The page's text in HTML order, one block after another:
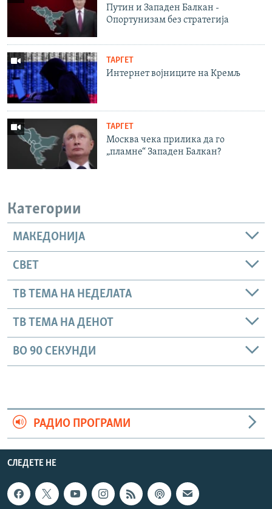
Путин и Западен Балкан -
Опортунизам без стратегија
ТАРГЕТ
Интернет војниците на Кремљ
ТАРГЕТ
Москва чека прилика да го
„пламне“ Западен Балкан?
Категории
МАКЕДОНИЈА
СВЕТ
ТВ ТЕМА НА НЕДЕЛАТА
ТВ ТЕМА НА ДЕНОТ
ВО 90 СЕКУНДИ
РАДИО ПРОГРАМИ
СЛЕДЕТЕ НЕ